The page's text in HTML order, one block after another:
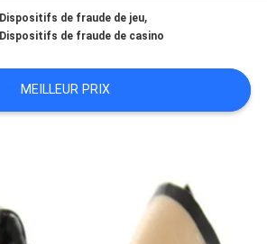
Dispositifs de fraude de jeu,
Dispositifs de fraude de casino
MEILLEUR PRIX